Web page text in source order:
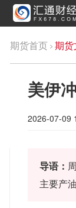
期货首页 期
美伊
2026-07-09
导语：
主要产